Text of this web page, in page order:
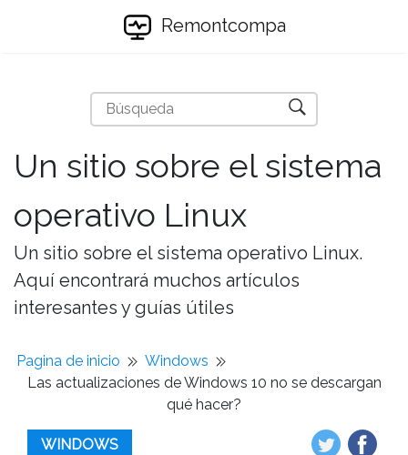
Remontcompa
Un sitio sobre el sistema
operativo Linux
Un sitio sobre el sistema operativo Linux.
Aquí encontrará muchos artículos
interesantes y guías útiles
Pagina de inicio
Windows
Las actualizaciones de Windows 10 no se descargan
qué hacer?
WINDOWS